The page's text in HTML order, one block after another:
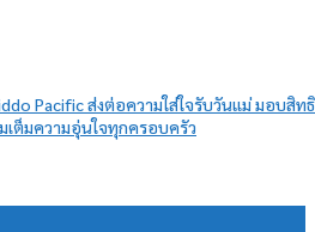
Pacific ส่งต่อความใส่ใจรับวันแม่ มอบสิทธิ
ต็มความอุ่นใจทุกครอบครัว